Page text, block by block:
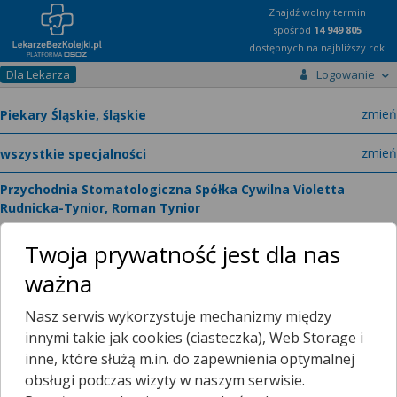
Znajdź wolny termin
spośród 14 949 805
dostępnych na najbliższy rok
Dla Lekarza Logowanie
zmień
zmień
Przychodnia Stomatologiczna Spółka Cywilna Violetta
Rudnicka-Tynior, Roman Tynior
Papieżą Jana Pawła II 49 zmień
Telefon: Wyświetl numertelefonu do placowki
Twoja prywatność jest dla nas
ważna
Nasz serwis wykorzystuje mechanizmy między
innymi takie jak cookies (ciasteczka), Web Storage i
inne, które służą m.in. do zapewnienia optymalnej
obsługi podczas wizyty w naszym serwisie.